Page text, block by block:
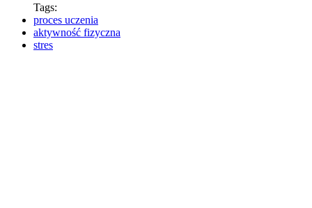
Tags:
proces uczenia
aktywność fizyczna
stres